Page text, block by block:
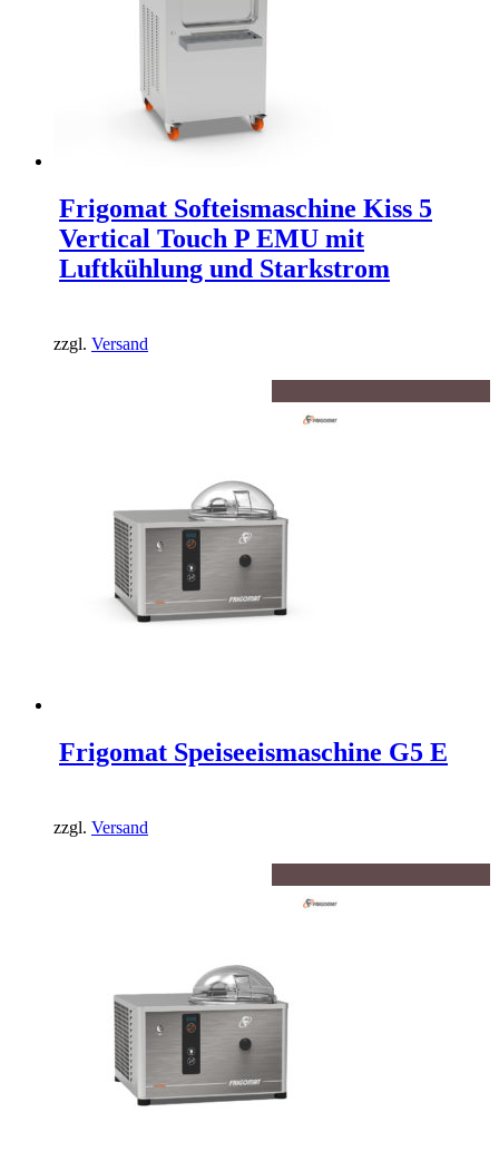
Frigomat Softeismaschine Kiss 5
Vertical Touch P EMU mit
Luftkühlung und Starkstrom
zzgl. Versand
Frigomat Speiseeismaschine G5 E
zzgl. Versand